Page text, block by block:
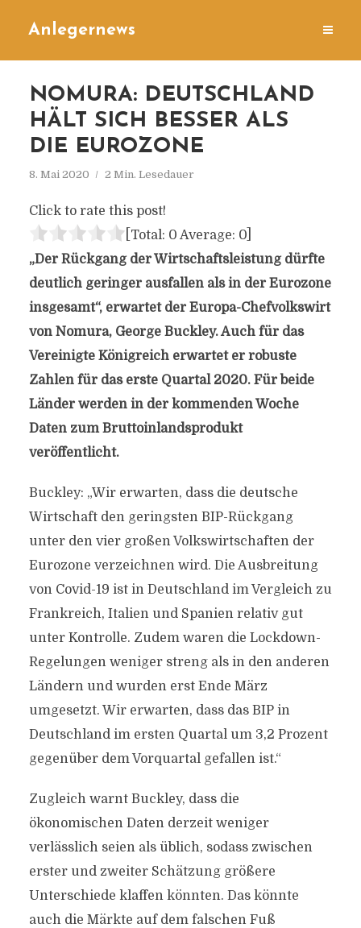
Anlegernews
NOMURA: DEUTSCHLAND
HÄLT SICH BESSER ALS
DIE EUROZONE
8. Mai 2020 2 Min. Lesedauer
Click to rate this post!
[Total: 0 Average: 0]
„Der Rückgang der Wirtschaftsleistung dürfte
deutlich geringer ausfallen als in der Eurozone
insgesamt“, erwartet der Europa-Chefvolkswirt
von Nomura, George Buckley. Auch für das
Vereinigte Königreich erwartet er robuste
Zahlen für das erste Quartal 2020. Für beide
Länder werden in der kommenden Woche
Daten zum Bruttoinlandsprodukt
veröffentlicht.
Buckley: „Wir erwarten, dass die deutsche
Wirtschaft den geringsten BIP-Rückgang
unter den vier großen Volkswirtschaften der
Eurozone verzeichnen wird. Die Ausbreitung
von Covid-19 ist in Deutschland im Vergleich zu
Frankreich, Italien und Spanien relativ gut
unter Kontrolle. Zudem waren die Lockdown-
Regelungen weniger streng als in den anderen
Ländern und wurden erst Ende März
umgesetzt. Wir erwarten, dass das BIP in
Deutschland im ersten Quartal um 3,2 Prozent
gegenüber dem Vorquartal gefallen ist.“
Zugleich warnt Buckley, dass die
ökonomischen Daten derzeit weniger
verlässlich seien als üblich, sodass zwischen
erster und zweiter Schätzung größere
Unterschiede klaffen könnten. Das könnte
auch die Märkte auf dem falschen Fuß